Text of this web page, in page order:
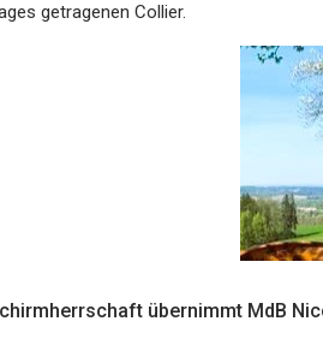
getragenen Collier.
übernimmt MdB